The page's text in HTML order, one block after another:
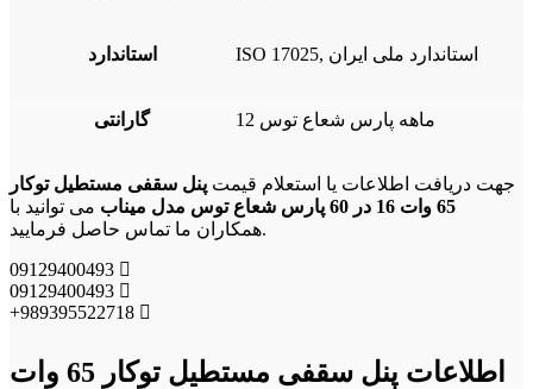
استاندارد ISO 17025, استاندارد ملی ایران
گارانتی 12 ماهه پارس شعاع توس
جهت دریافت اطلاعات یا استعلام قیمت پنل سقفی مستطیل توکار
65 وات 16 در 60 پارس شعاع توس مدل میناب
می توانید با
همکاران ما تماس حاصل فرمایید.
09129400493
09129400493
+989395522718
اطلاعات پنل سقفی مستطیل توکار 65 وات